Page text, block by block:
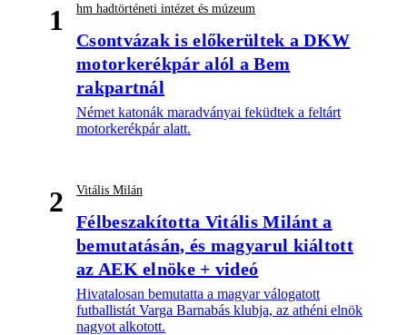
1 hm hadtörténeti intézet és múzeum
Csontvázak is előkerültek a DKW
motorkerékpár alól a Bem
rakpartnál
Német katonák maradványai feküdtek a feltárt
motorkerékpár alatt.
2 Vitális Milán
Félbeszakította Vitális Milánt a
bemutatásán, és magyarul kiáltott
az AEK elnöke + videó
Hivatalosan bemutatta a magyar válogatott
futballistát Varga Barnabás klubja, az athéni elnök
nagyot alkotott.